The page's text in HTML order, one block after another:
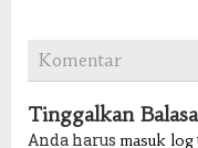
Komentar
Tinggalkan
Anda harus masuk log